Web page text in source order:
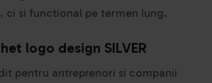
ci si functional pe termen lung.
logo design SILVER
pentru antreprenori si companii